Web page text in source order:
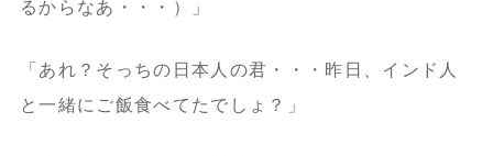
るからなあ・・・）」
「あれ？そっちの日本人の君・・・昨日、インド人
と一緒にご飯食べてたでしょ？」